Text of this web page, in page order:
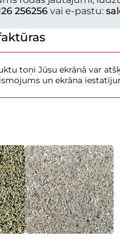
256256 vai e-pastu:
toņi Jūsu ekrānā var
un ekrāna